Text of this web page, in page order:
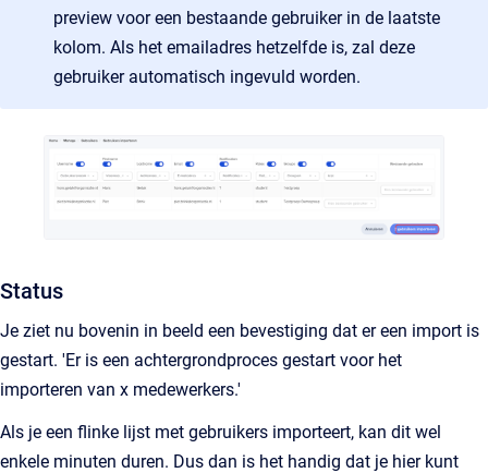
preview voor een bestaande gebruiker in de laatste
kolom. Als het emailadres hetzelfde is, zal deze
gebruiker automatisch ingevuld worden.
Status
Je ziet nu bovenin in beeld een bevestiging dat er een import is
gestart. 'Er is een achtergrondproces gestart voor het
importeren van x medewerkers.'
Als je een flinke lijst met gebruikers importeert, kan dit wel
enkele minuten duren. Dus dan is het handig dat je hier kunt